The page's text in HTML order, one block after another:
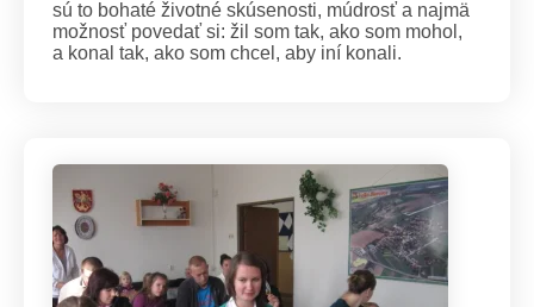
sú to bohaté životné skúsenosti, múdrosť a najmä
možnosť povedať si: žil som tak, ako som mohol,
a konal tak, ako som chcel, aby iní konali.